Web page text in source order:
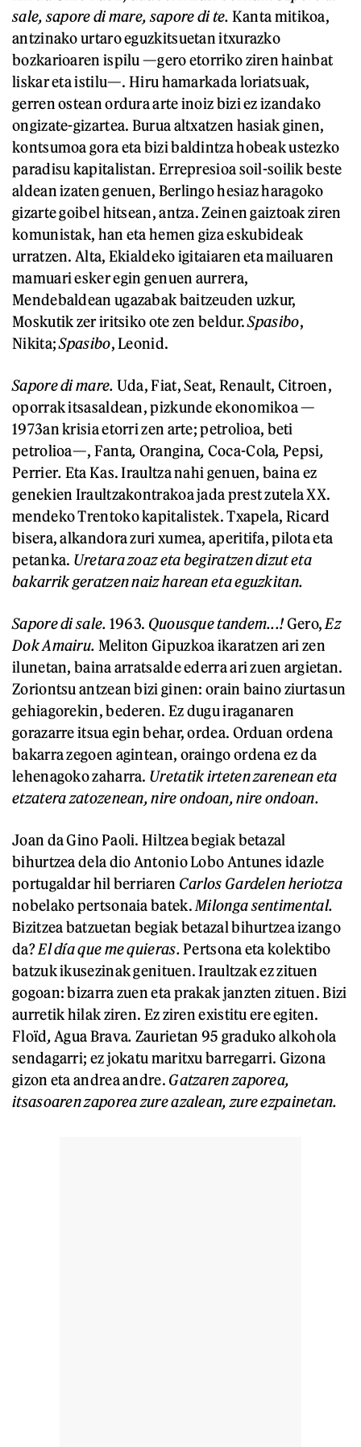
sale, sapore di mare, sapore di te. Kanta mitikoa,
antzinako urtaro eguzkitsuetan itxurazko
bozkarioaren ispilu —gero etorriko ziren hainbat
liskar eta istilu—. Hiru hamarkada loriatsuak,
gerren ostean ordura arte inoiz bizi ez izandako
ongizate-gizartea. Burua altxatzen hasiak ginen,
kontsumoa gora eta bizi baldintza hobeak ustezko
paradisu kapitalistan. Errepresioa soil-soilik beste
aldean izaten genuen, Berlingo hesiaz haragoko
gizarte goibel hitsean, antza. Zeinen gaiztoak ziren
komunistak, han eta hemen giza eskubideak
urratzen. Alta, Ekialdeko igitaiaren eta mailuaren
mamuari esker egin genuen aurrera,
Mendebaldean ugazabak baitzeuden uzkur,
Moskutik zer iritsiko ote zen beldur.Spasibo,
Nikita;Spasibo, Leonid.
Sapore di mare. Uda, Fiat, Seat, Renault, Citroen,
oporrak itsasaldean, pizkunde ekonomikoa —
1973an krisia etorri zen arte; petrolioa, beti
petrolioa—, Fanta, Orangina, Coca-Cola,Pepsi,
Perrier. Eta Kas. Iraultza nahi genuen, baina ez
genekien Iraultzakontrakoa jada prest zutela XX.
mendeko Trentoko kapitalistek. Txapela, Ricard
bisera, alkandora zuri xumea, aperitifa, pilota eta
petanka. Uretara zoazeta begiratzen dizuteta
bakarrik geratzen naizharean eta eguzkitan.
Sapore di sale. 1963. Quousque tandem...!Gero, Ez
DokAmairu. Meliton Gipuzkoa ikaratzen ari zen
ilunetan, baina arratsalde ederra ari zuen argietan.
Zoriontsu antzean bizi ginen: orain baino ziurtasun
gehiagorekin, bederen. Ez dugu iraganaren
gorazarre itsua egin behar, ordea. Orduan ordena
bakarra zegoen agintean, oraingo ordena ez da
lehenagoko zaharra. Uretatik irteten zareneaneta
etzatera zatozenean,nire ondoan, nire ondoan.
Joan da Gino Paoli. Hiltzea begiak betazal
bihurtzea dela dio Antonio Lobo Antunes idazle
portugaldar hil berriaren Carlos Gardelen heriotza
nobelako pertsonaia batek. Milonga sentimental.
Bizitzea batzuetan begiak betazal bihurtzea izango
da?El día que me quieras.Pertsona eta kolektibo
batzuk ikusezinak genituen. Iraultzak ez zituen
gogoan: bizarra zuen eta prakak janzten zituen. Bizi
aurretik hilak ziren. Ez ziren existitu ere egiten.
Floïd, Agua Brava. Zaurietan 95 graduko alkohola
sendagarri; ez jokatu maritxu barregarri. Gizona
gizon eta andrea andre. Gatzaren zaporea,
itsasoaren zaporea zure azalean, zure ezpainetan.